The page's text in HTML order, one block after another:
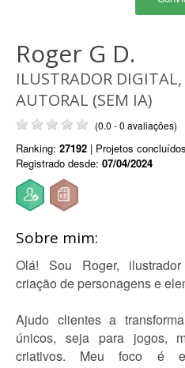
Roger G D.
ILUSTRADOR
AUTORAL (SEM IA)
(0.0 - 0 avaliações)
Ranking: 27192 | Projetos
Registrado desde: 07/04/2024
Sobre mim:
Olá! Sou Roger,
criação de personagens e
Ajudo clientes a
únicos, seja para jogos,
criativos. Meu foco é